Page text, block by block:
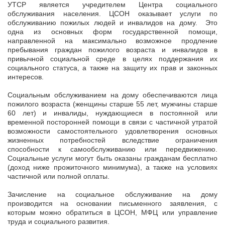
УТСР является учредителем Центра социального
обслуживания населения. ЦСОН оказывает услуги по
обслуживанию пожилых людей и инвалидов на дому. Это
одна из основных форм государственной помощи,
направленной на максимально возможное продление
пребывания граждан пожилого возраста и инвалидов в
привычной социальной среде в целях поддержания их
социального статуса, а также на защиту их прав и законных
интересов.
Социальным обслуживанием на дому обеспечиваются лица
пожилого возраста (женщины старше 55 лет, мужчины старше
60 лет) и инвалиды, нуждающиеся в постоянной или
временной посторонней помощи в связи с частичной утратой
возможности самостоятельного удовлетворения основных
жизненных потребностей вследствие ограничения
способности к самообслуживанию или передвижению.
Социальные услуги могут быть оказаны гражданам бесплатно
(доход ниже прожиточного минимума), а также на условиях
частичной или полной оплаты.
Зачисление на социальное обслуживание на дому
производится на основании письменного заявления, с
которым можно обратиться в ЦСОН, МФЦ или управление
труда и социального развития.